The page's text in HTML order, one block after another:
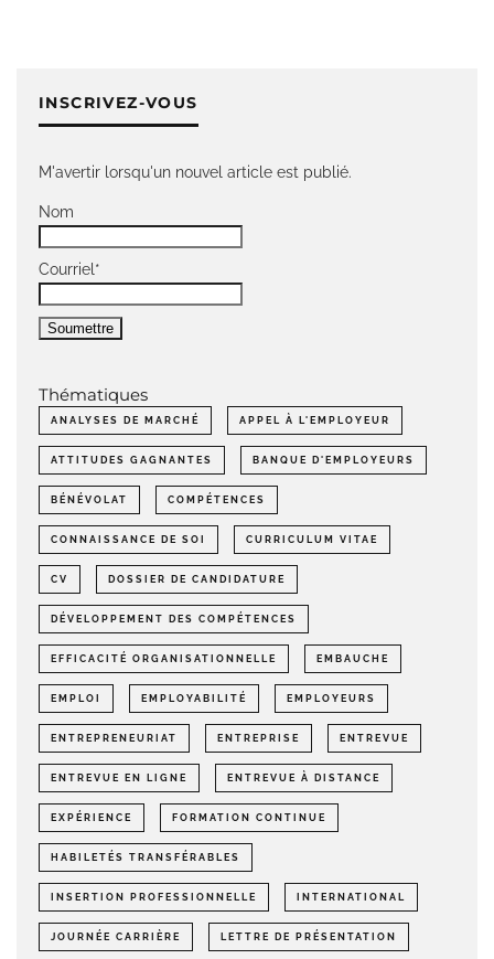
INSCRIVEZ-VOUS
M'avertir lorsqu'un nouvel article est publié.
Nom
Courriel*
Thématiques
ANALYSES DE MARCHÉ APPEL À L'EMPLOYEUR
ATTITUDES GAGNANTES BANQUE D'EMPLOYEURS
BÉNÉVOLAT COMPÉTENCES
CONNAISSANCE DE SOI CURRICULUM VITAE
CV DOSSIER DE CANDIDATURE
DÉVELOPPEMENT DES COMPÉTENCES
EFFICACITÉ ORGANISATIONNELLE EMBAUCHE
EMPLOI EMPLOYABILITÉ EMPLOYEURS
ENTREPRENEURIAT ENTREPRISE ENTREVUE
ENTREVUE EN LIGNE ENTREVUE À DISTANCE
EXPÉRIENCE FORMATION CONTINUE
HABILETÉS TRANSFÉRABLES
INSERTION PROFESSIONNELLE INTERNATIONAL
JOURNÉE CARRIÈRE LETTRE DE PRÉSENTATION